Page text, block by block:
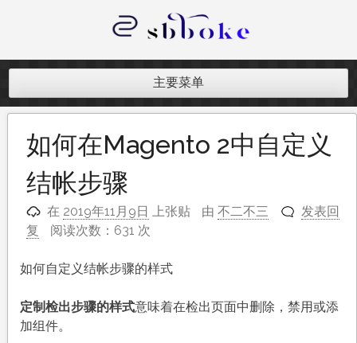
内
记录跨境电商独立站开发遇到的点点
主要菜单
如何在Magento 2中自定义
结帐步骤
在 2019年11月9日 上张贴 由 不二不三
发表回
复
阅读次数：631 次
如何自定义结帐步骤的样式
定制检出步骤的样式意味着在检出页面中删除，禁用或添
加组件。